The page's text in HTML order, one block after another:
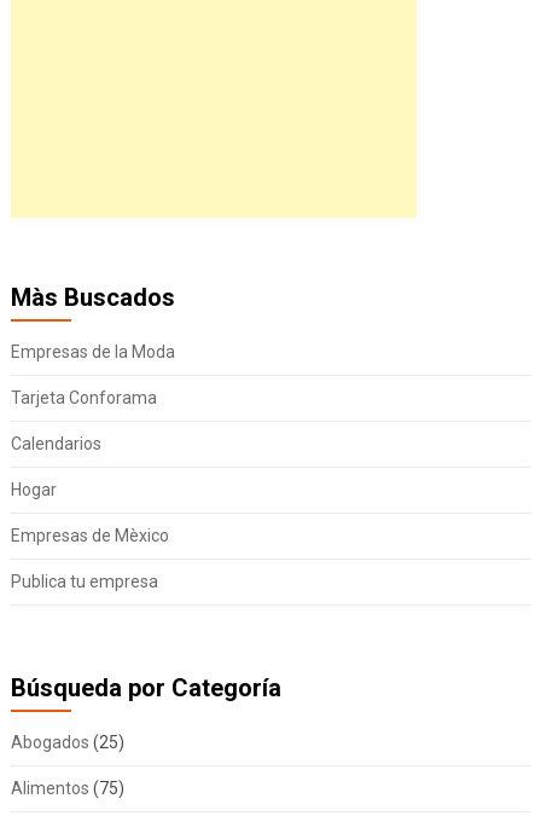
Màs Buscados
Empresas de la Moda
Tarjeta Conforama
Calendarios
Hogar
Empresas de Mèxico
Publica tu empresa
Búsqueda por Categoría
Abogados (25)
Alimentos (75)